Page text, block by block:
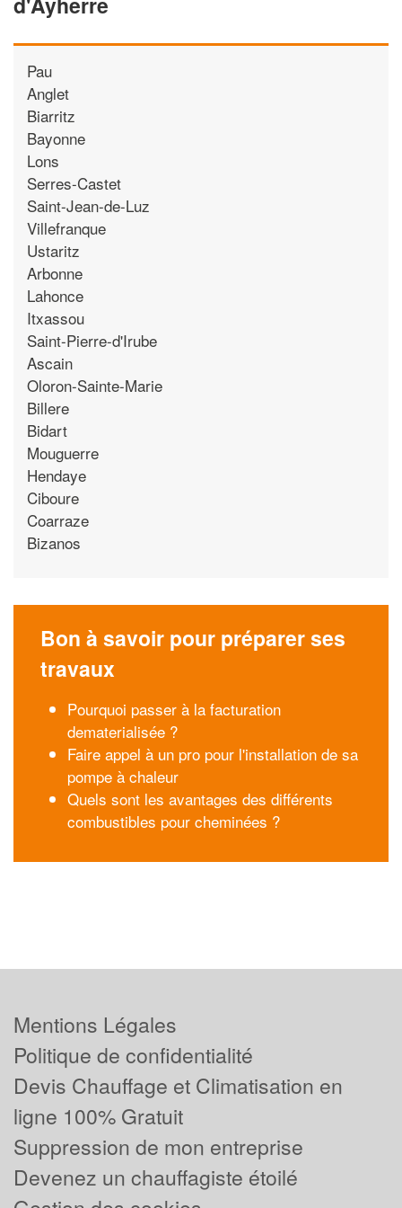
Pau
Anglet
Biarritz
Bayonne
Lons
Serres-Castet
Saint-Jean-de-Luz
Villefranque
Ustaritz
Arbonne
Lahonce
Itxassou
Saint-Pierre-d'Irube
Ascain
Oloron-Sainte-Marie
Billere
Bidart
Mouguerre
Hendaye
Ciboure
Coarraze
Bizanos
Bon à savoir pour préparer ses
travaux
Pourquoi passer à la facturation
dematerialisée ?
Faire appel à un pro pour l'installation de sa
pompe à chaleur
Quels sont les avantages des différents
combustibles pour cheminées ?
Mentions Légales
Politique de confidentialité
Devis Chauffage et Climatisation en
ligne 100% Gratuit
Suppression de mon entreprise
Devenez un chauffagiste étoilé